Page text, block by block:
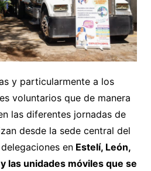
y particularmente a los
voluntarios que de manera
las diferentes jornadas de
desde la sede central del
enEstelí, León,
las unidades móviles que se